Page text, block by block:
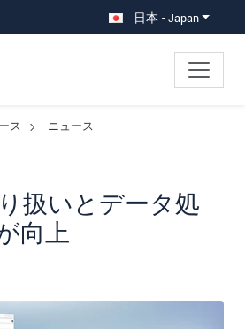
日本 - Japan
ス ニュース
扱いとデータ処
向上